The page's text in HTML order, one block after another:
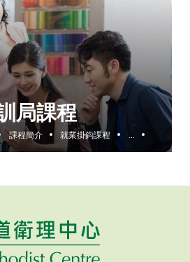
局課程
課程簡介 就業掛鈎課程 ...